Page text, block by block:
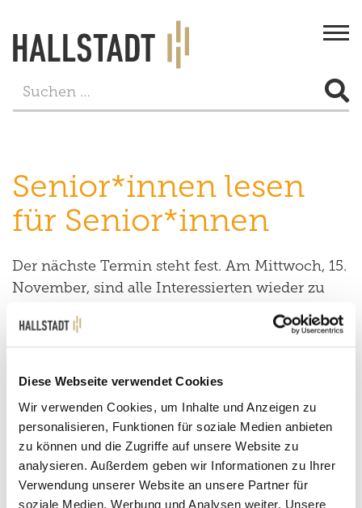
Diese Webseite verwendet Cookies
Wir verwenden Cookies, um Inhalte und Anzeigen zu
personalisieren, Funktionen für soziale Medien anbieten
zu können und die Zugriffe auf unsere Website zu
analysieren. Außerdem geben wir Informationen zu Ihrer
Verwendung unserer Website an unsere Partner für
soziale Medien, Werbung und Analysen weiter. Unsere
LEBEN
FREIZEIT
WIRTSCHAFT
PROJEKTE
Senior*innen lesen
für Senior*innen
Der nächste Termin steht fest. Am Mittwoch, 15.
November, sind alle Interessierten wieder zu
Senior*innen lesen für Senior*innen ab 15 Uhr
in die Fischergasse 4 eingeladen. Als Gastleser